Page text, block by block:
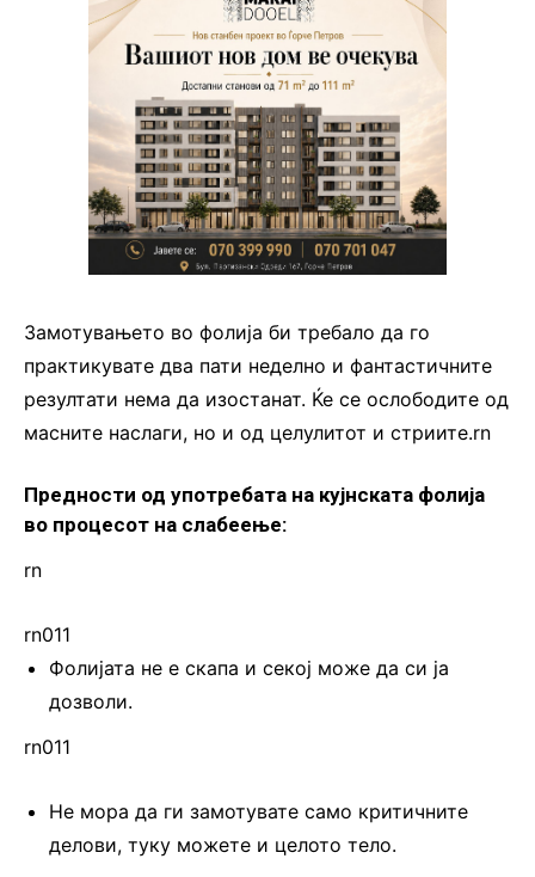
Замотувањето во фолија би требало да го
практикувате два пати неделно и фантастичните
резултати нема да изостанат. Ќе се ослободите од
масните наслаги, но и од целулитот и стриите.rn
Предности од употребата на кујнската фолија
во процесот на слабеење:
rn
rn011
Фолијата не е скапа и секој може да си ја
дозволи.
rn011
Не мора да ги замотувате само критичните
делови, туку можете и целото тело.